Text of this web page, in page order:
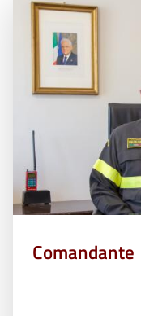
Comandante